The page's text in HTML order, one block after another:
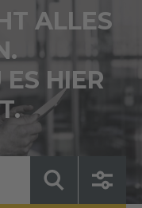
ALLES
HIER